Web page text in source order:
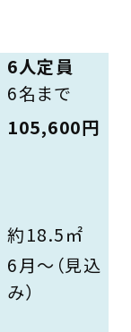
6人定員
6名まで
105,600円
約18.5㎡
6月～（見込
み）